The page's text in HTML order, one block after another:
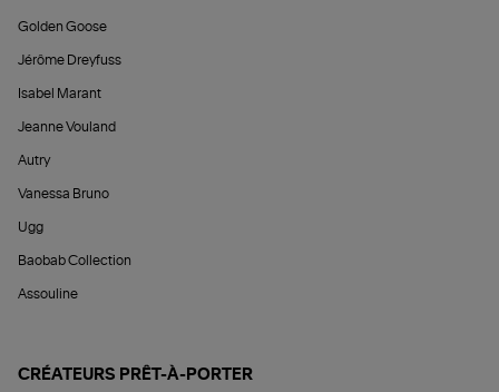
Golden Goose
Jérôme Dreyfuss
Isabel Marant
Jeanne Vouland
Autry
Vanessa Bruno
Ugg
Baobab Collection
Assouline
CRÉATEURS PRÊT-À-PORTER